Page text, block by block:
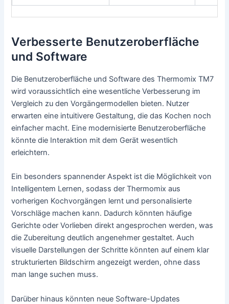
Verbesserte Benutzeroberfläche
und Software
Die Benutzeroberfläche und Software des Thermomix TM7
wird voraussichtlich eine wesentliche Verbesserung im
Vergleich zu den Vorgängermodellen bieten. Nutzer
erwarten eine intuitivere Gestaltung, die das Kochen noch
einfacher macht. Eine modernisierte Benutzeroberfläche
könnte die Interaktion mit dem Gerät wesentlich
erleichtern.
Ein besonders spannender Aspekt ist die Möglichkeit von
Intelligentem Lernen, sodass der Thermomix aus
vorherigen Kochvorgängen lernt und personalisierte
Vorschläge machen kann. Dadurch könnten häufige
Gerichte oder Vorlieben direkt angesprochen werden, was
die Zubereitung deutlich angenehmer gestaltet. Auch
visuelle Darstellungen der Schritte könnten auf einem klar
strukturierten Bildschirm angezeigt werden, ohne dass
man lange suchen muss.
Darüber hinaus könnten neue Software-Updates